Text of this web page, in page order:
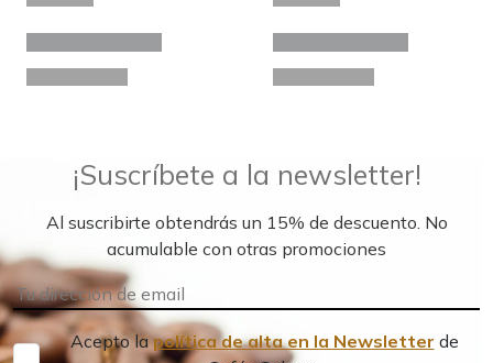
¡Suscríbete a la newsletter!
Al suscribirte obtendrás un 15% de descuento. No
acumulable con otras promociones
Acepto lapolítica de alta en la Newsletter de